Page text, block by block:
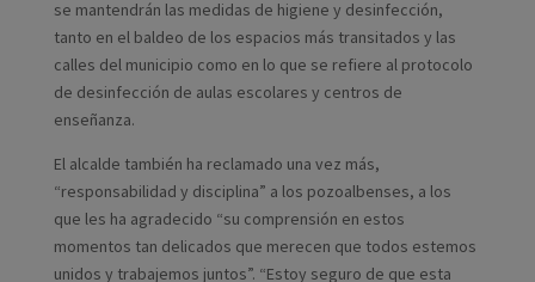
se mantendrán las medidas de higiene y desinfección,
tanto en el baldeo de los espacios más transitados y las
calles del municipio como en lo que se refiere al protocolo
de desinfección de aulas escolares y centros de
enseñanza.
El alcalde también ha reclamado una vez más,
“responsabilidad y disciplina” a los pozoalbenses, a los
que les ha agradecido “su comprensión en estos
momentos tan delicados que merecen que todos estemos
unidos y trabajemos juntos”. “Estoy seguro de que esta